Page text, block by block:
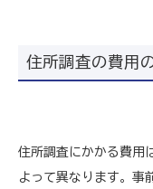
住所調査の費用
住所調査にかかる費用
よって異なります。事